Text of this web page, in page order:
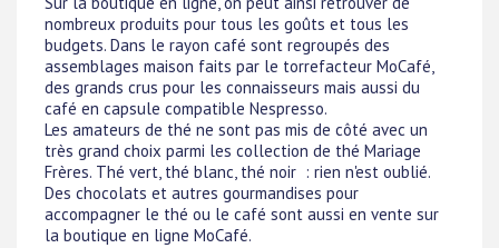
nombreux produits pour tous les goûts et tous les
budgets. Dans le rayon café sont regroupés des
assemblages maison faits par le torrefacteur MoCafé,
des grands crus pour les connaisseurs mais aussi du
café en capsule compatible Nespresso.
Les amateurs de thé ne sont pas mis de côté avec un
très grand choix parmi les collection de thé Mariage
Frères. Thé vert, thé blanc, thé noir : rien n'est oublié.
Des chocolats et autres gourmandises pour
accompagner le thé ou le café sont aussi en vente sur
la boutique en ligne MoCafé.